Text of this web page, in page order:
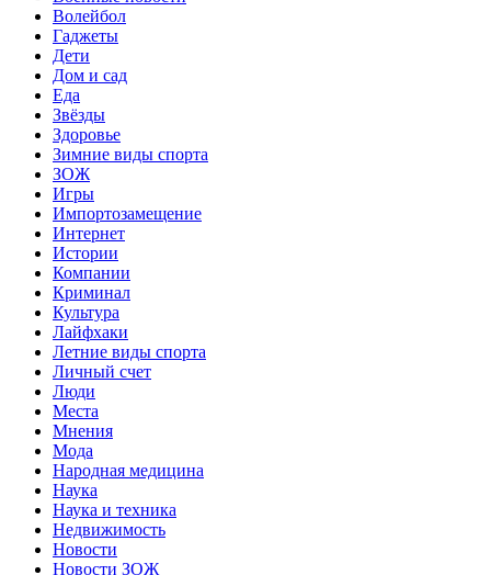
Волейбол
Гаджеты
Дети
Дом и сад
Еда
Звёзды
Здоровье
Зимние виды спорта
ЗОЖ
Игры
Импортозамещение
Интернет
Истории
Компании
Криминал
Культура
Лайфхаки
Летние виды спорта
Личный счет
Люди
Места
Мнения
Мода
Народная медицина
Наука
Наука и техника
Недвижимость
Новости
Новости ЗОЖ